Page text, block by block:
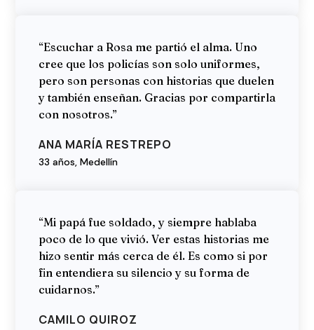
“Escuchar a Rosa me partió el alma. Uno
cree que los policías son solo uniformes,
pero son personas con historias que duelen
y también enseñan. Gracias por compartirla
con nosotros.”
ANA MARÍA RESTREPO
33 años, Medellín
“Mi papá fue soldado, y siempre hablaba
poco de lo que vivió. Ver estas historias me
hizo sentir más cerca de él. Es como si por
fin entendiera su silencio y su forma de
cuidarnos.”
CAMILO QUIROZ